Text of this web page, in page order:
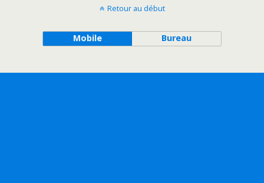
Retour au début
Mobile Bureau